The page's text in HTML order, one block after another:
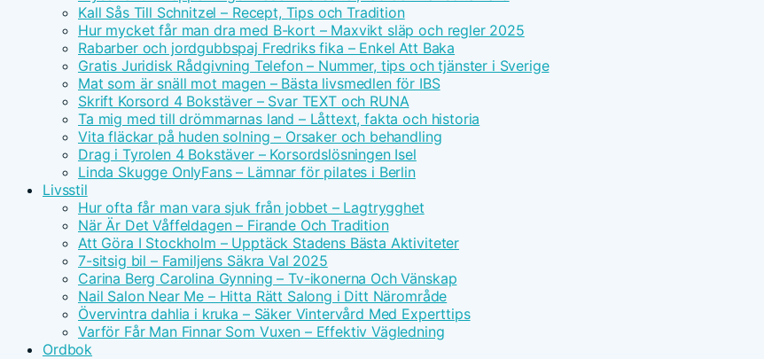
Kall Sås Till Schnitzel – Recept, Tips och Tradition
Hur mycket får man dra med B-kort – Maxvikt släp och regler 2025
Rabarber och jordgubbspaj Fredriks fika – Enkel Att Baka
Gratis Juridisk Rådgivning Telefon – Nummer, tips och tjänster i Sverige
Mat som är snäll mot magen – Bästa livsmedlen för IBS
Skrift Korsord 4 Bokstäver – Svar TEXT och RUNA
Ta mig med till drömmarnas land – Låttext, fakta och historia
Vita fläckar på huden solning – Orsaker och behandling
Drag i Tyrolen 4 Bokstäver – Korsordslösningen Isel
Linda Skugge OnlyFans – Lämnar för pilates i Berlin
Livsstil
Hur ofta får man vara sjuk från jobbet – Lagtrygghet
När Är Det Våffeldagen – Firande Och Tradition
Att Göra I Stockholm – Upptäck Stadens Bästa Aktiviteter
7-sitsig bil – Familjens Säkra Val 2025
Carina Berg Carolina Gynning – Tv-ikonerna Och Vänskap
Nail Salon Near Me – Hitta Rätt Salong i Ditt Närområde
Övervintra dahlia i kruka – Säker Vintervård Med Experttips
Varför Får Man Finnar Som Vuxen – Effektiv Vägledning
Ordbok